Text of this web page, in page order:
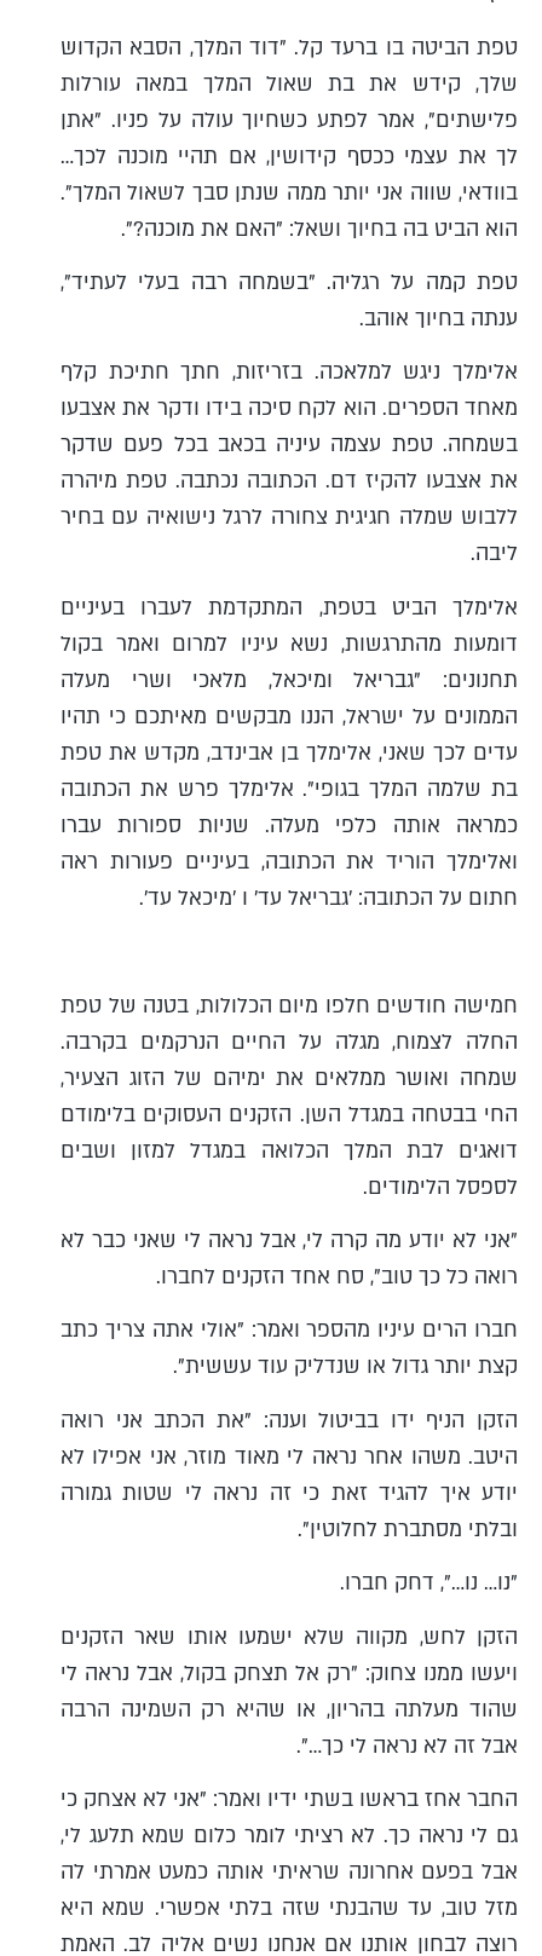
טפת הביטה בו ברעד קל. "דוד המלך, הסבא הקדוש
שלך, קידש את בת שאול המלך במאה עורלות
פלישתים", אמר לפתע כשחיוך עולה על פניו. "אתן
לך את עצמי ככסף קידושין, אם תהיי מוכנה לכך…
בוודאי, שווה אני יותר ממה שנתן סבך לשאול המלך".
הוא הביט בה בחיוך ושאל: "האם את מוכנה?".
טפת קמה על רגליה. "בשמחה רבה בעלי לעתיד",
ענתה בחיוך אוהב.
אלימלך ניגש למלאכה. בזריזות, חתך חתיכת קלף
מאחד הספרים. הוא לקח סיכה בידו ודקר את אצבעו
בשמחה. טפת עצמה עיניה בכאב בכל פעם שדקר
את אצבעו להקיז דם. הכתובה נכתבה. טפת מיהרה
ללבוש שמלה חגיגית צחורה לרגל נישואיה עם בחיר
ליבה.
אלימלך הביט בטפת, המתקדמת לעברו בעיניים
דומעות מהתרגשות, נשא עיניו למרום ואמר בקול
תחנונים: "גבריאל ומיכאל, מלאכי ושרי מעלה
הממונים על ישראל, הננו מבקשים מאיתכם כי תהיו
עדים לכך שאני, אלימלך בן אבינדב, מקדש את טפת
בת שלמה המלך בגופי". אלימלך פרש את הכתובה
כמראה אותה כלפי מעלה. שניות ספורות עברו
ואלימלך הוריד את הכתובה, בעיניים פעורות ראה
חתום על הכתובה: 'גבריאל עד' ו 'מיכאל עד'.
חמישה חודשים חלפו מיום הכלולות, בטנה של טפת
החלה לצמוח, מגלה על החיים הנרקמים בקרבה.
שמחה ואושר ממלאים את ימיהם של הזוג הצעיר,
החי בבטחה במגדל השן. הזקנים העסוקים בלימודם
דואגים לבת המלך הכלואה במגדל למזון ושבים
לספסל הלימודים.
"אני לא יודע מה קרה לי, אבל נראה לי שאני כבר לא
רואה כל כך טוב", סח אחד הזקנים לחברו.
חברו הרים עיניו מהספר ואמר: "אולי אתה צריך כתב
קצת יותר גדול או שנדליק עוד עששית".
הזקן הניף ידו בביטול וענה: "את הכתב אני רואה
היטב. משהו אחר נראה לי מאוד מוזר, אני אפילו לא
יודע איך להגיד זאת כי זה נראה לי שטות גמורה
ובלתי מסתברת לחלוטין".
"נו… נו…", דחק חברו.
הזקן לחש, מקווה שלא ישמעו אותו שאר הזקנים
ויעשו ממנו צחוק: "רק אל תצחק בקול, אבל נראה לי
שהוד מעלתה בהריון, או שהיא רק השמינה הרבה
אבל זה לא נראה לי כך…".
החבר אחז בראשו בשתי ידיו ואמר: "אני לא אצחק כי
גם לי נראה כך. לא רציתי לומר כלום שמא תלעג לי,
אבל בפעם אחרונה שראיתי אותה כמעט אמרתי לה
מזל טוב, עד שהבנתי שזה בלתי אפשרי. שמא היא
רוצה לבחון אותנו אם אנחנו נשים אליה לב. האמת